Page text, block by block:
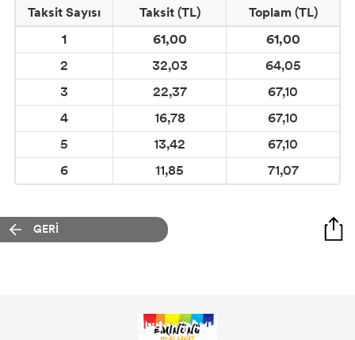
Taksit Sayısı Taksit (TL)
Toplam (TL)
1
61,00
61,00
2
32,03
64,05
3
22,37
67,10
4
16,78
67,10
5
13,42
67,10
6
11,85 71,07
GERİ